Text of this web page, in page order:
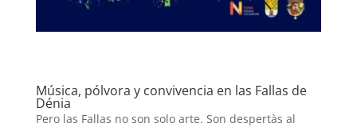
Música, pólvora y convivencia en las Fallas de
Dénia
Pero las Fallas no son solo arte. Son despertàs al